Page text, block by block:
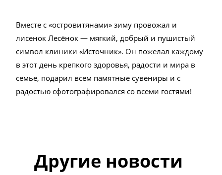
Вместе с «островитянами» зиму провожал и
лисенок Лесёнок — мягкий, добрый и пушистый
символ клиники «Источник». Он пожелал каждому
в этот день крепкого здоровья, радости и мира в
семье, подарил всем памятные сувениры и с
радостью сфотографировался со всеми гостями!
Другие новости